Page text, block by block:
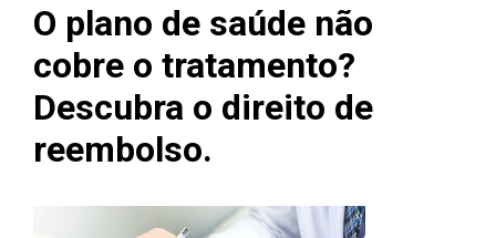
O plano de saúde não
cobre o tratamento?
Descubra o direito de
reembolso.